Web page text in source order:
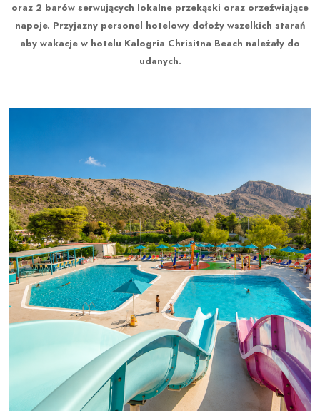
oraz 2 barów serwujących lokalne przekąski oraz orzeźwiające
napoje. Przyjazny personel hotelowy dołoży wszelkich starań
aby wakacje w hotelu Kalogria Chrisitna Beach należały do
udanych.